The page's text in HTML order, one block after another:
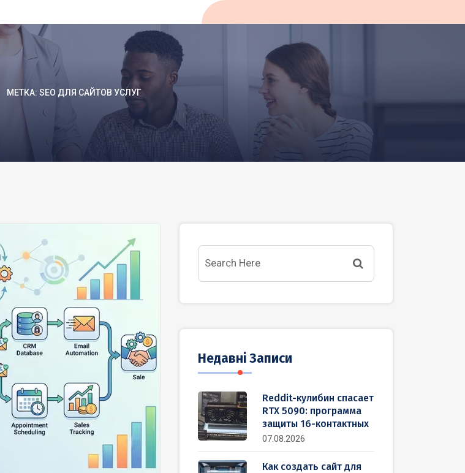
МЕТКА: SEO ДЛЯ САЙТОВ УСЛУГ
Недавні Записи
Reddit-кулибин спасает
RTX 5090: программа
защиты 16-контактных
07.08.2026
Как создать сайт для